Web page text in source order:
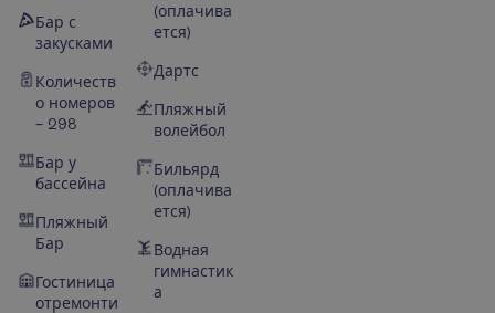
Бар с
закусками
Количеств
о номеров
– 298
Бар у
бассейна
Пляжный
Бар
Гостиница
отремонти
(оплачива
ется)
Дартс
Пляжный
волейбол
Бильярд
(оплачива
ется)
Водная
гимнастик
а